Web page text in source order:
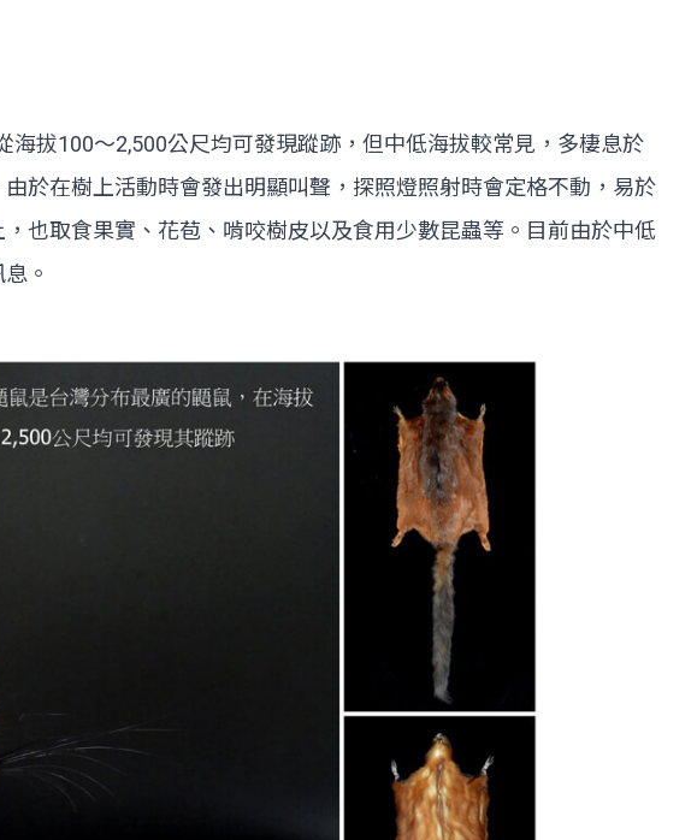
拔100～2,500公尺均可發現蹤跡，但中低海拔較常見，多棲息於
於在樹上活動時會發出明顯叫聲，探照燈照射時會定格不動，易於
也取食果實、花苞、啃咬樹皮以及食用少數昆蟲等。目前由於中低
。